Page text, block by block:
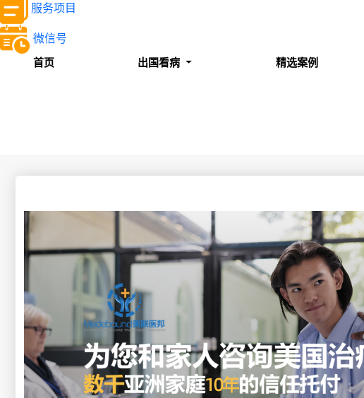
服务项目
微信号
首页 出国看病 精选案例